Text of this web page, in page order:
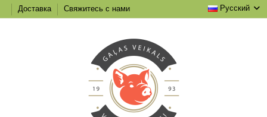
Доставка Свяжитесь с нами Русский